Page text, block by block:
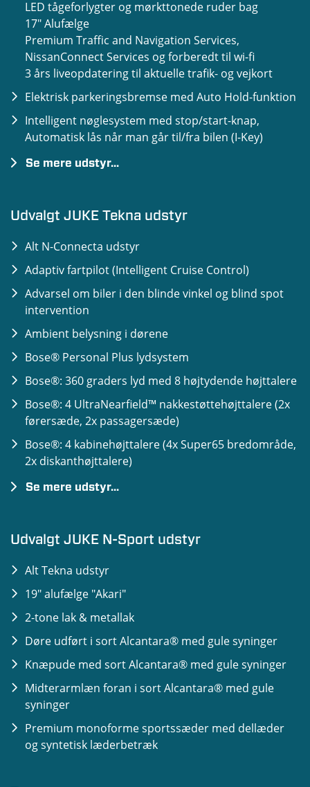
Hill-start Assist
Højdeindstillelige sikkerhedsseler, for
Intelligent nødbremse med registrering af
fodgængere og cyklister
Intelligent træthedsregistrering
ISOFIX-beslag til barnestole (bag) med Top
Klimaanlæg
fartpilot + hastighedsbegrænser)
Nødopkald og vejhjælpsopkald
Opvarmede forsæder
Regnsensor
Skiltegenkendelse
TCS (Traction Control System, Traction Control
USB-port bag (kun opladning, 2,4 A)
Vehicle Dynamic Control
Vognbaneassistent (Lane Departure Warning)
LED tågeforlygter og mørkttonede ruder bag
17" Alufælge
Premium Traffic and Navigation Services,
NissanConnect Services og forberedt til wi-fi
3 års liveopdatering til aktuelle trafik- og vejkort
Elektrisk parkeringsbremse med Auto Hold-funktion
Intelligent nøglesystem med stop/start-knap,
Automatisk lås når man går til/fra bilen (I-Key)
Se mere udstyr...
Opvarmet forrude
Udvalgt JUKE Tekna udstyr
Alt N-Connecta udstyr
Adaptiv fartpilot (Intelligent Cruise Control)
Advarsel om biler i den blinde vinkel og blind spot
intervention
Ambient belysning i dørene
Bose® Personal Plus lydsystem
Bose®: 360 graders lyd med 8 højtydende højttalere
Bose®: 4 UltraNearfield™ nakkestøttehøjttalere (2x
førersæde, 2x passagersæde)
Bose®: 4 kabinehøjttalere (4x Super65 bredområde,
2x diskanthøjttalere)
Se mere udstyr...
Cross Traffic Alert (CTA)
Velkomstlys & konsol Ambient belysning
Udvalgt JUKE N-Sport udstyr
Alt Tekna udstyr
19" alufælge "Akari"
2-tone lak & metallak
Døre udført i sort Alcantara® med gule syninger
Knæpude med sort Alcantara® med gule syninger
Midterarmlæn foran i sort Alcantara® med gule
syninger
Premium monoforme sportssæder med dellæder
og syntetisk læderbetræk